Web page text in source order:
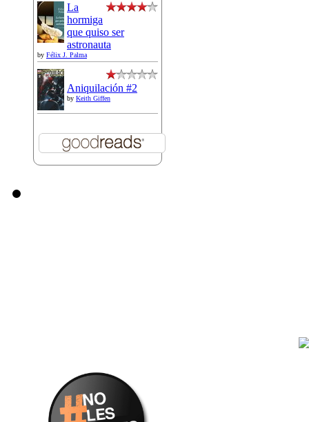
La
hormiga
que quiso ser
astronauta
by Félix J. Palma
Aniquilación #2
by Keith Giffen